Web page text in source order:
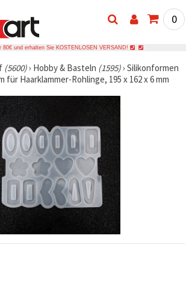
0
und erhalten Sie KOSTENLOSEN VERSAND!
(5600)› Hobby & Basteln (1595)› Silikonformen
für Haarklammer-Rohlinge, 195 x 162 x 6 mm